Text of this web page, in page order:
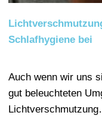
Schlafhygiene bei
Auch wenn wir uns
gut beleuchteten